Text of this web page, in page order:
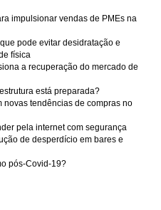
impulsionar vendas de PMEs na
pode evitar desidratação e
física
a recuperação do mercado de
está preparada?
novas tendências de compras no
pela internet com segurança
de desperdício em bares e
pós-Covid-19?